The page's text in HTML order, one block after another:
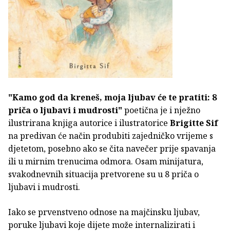
"Kamo god da kreneš, moja ljubav će te pratiti: 8
priča o ljubavi i mudrosti" poetična je i nježno
ilustrirana knjiga autorice i ilustratorice Brigitte Sif
na predivan će način produbiti zajedničko vrijeme s
djetetom, posebno ako se čita navečer prije spavanja
ili u mirnim trenucima odmora. Osam minijatura,
svakodnevnih situacija pretvorene su u 8 priča o
ljubavi i mudrosti.
Iako se prvenstveno odnose na majčinsku ljubav,
poruke ljubavi koje dijete može internalizirati i